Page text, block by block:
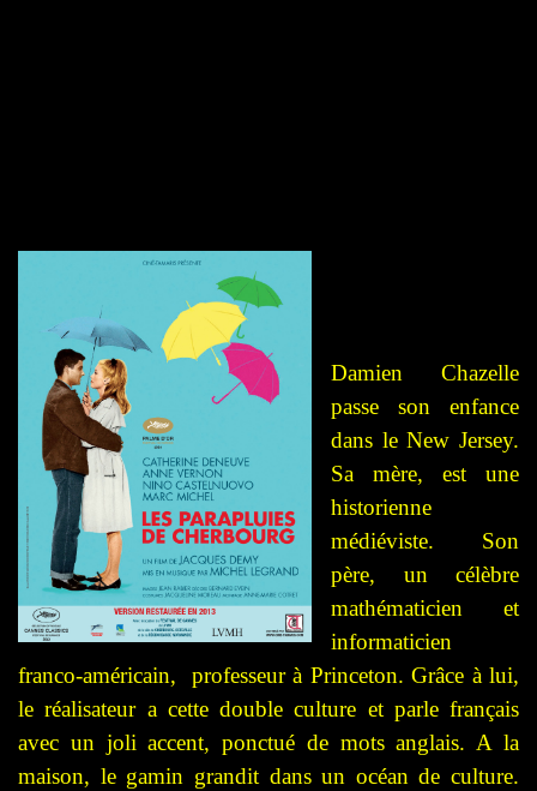
Damien Chazelle
passe son enfance
dans le New Jersey.
Sa mère, est une
historienne
médiéviste. Son
père, un célèbre
mathématicien et
informaticien
franco-américain, professeur à Princeton. Grâce à lui,
le réalisateur a cette double culture et parle français
avec un joli accent, ponctué de mots anglais. A la
maison, le gamin grandit dans un océan de culture.